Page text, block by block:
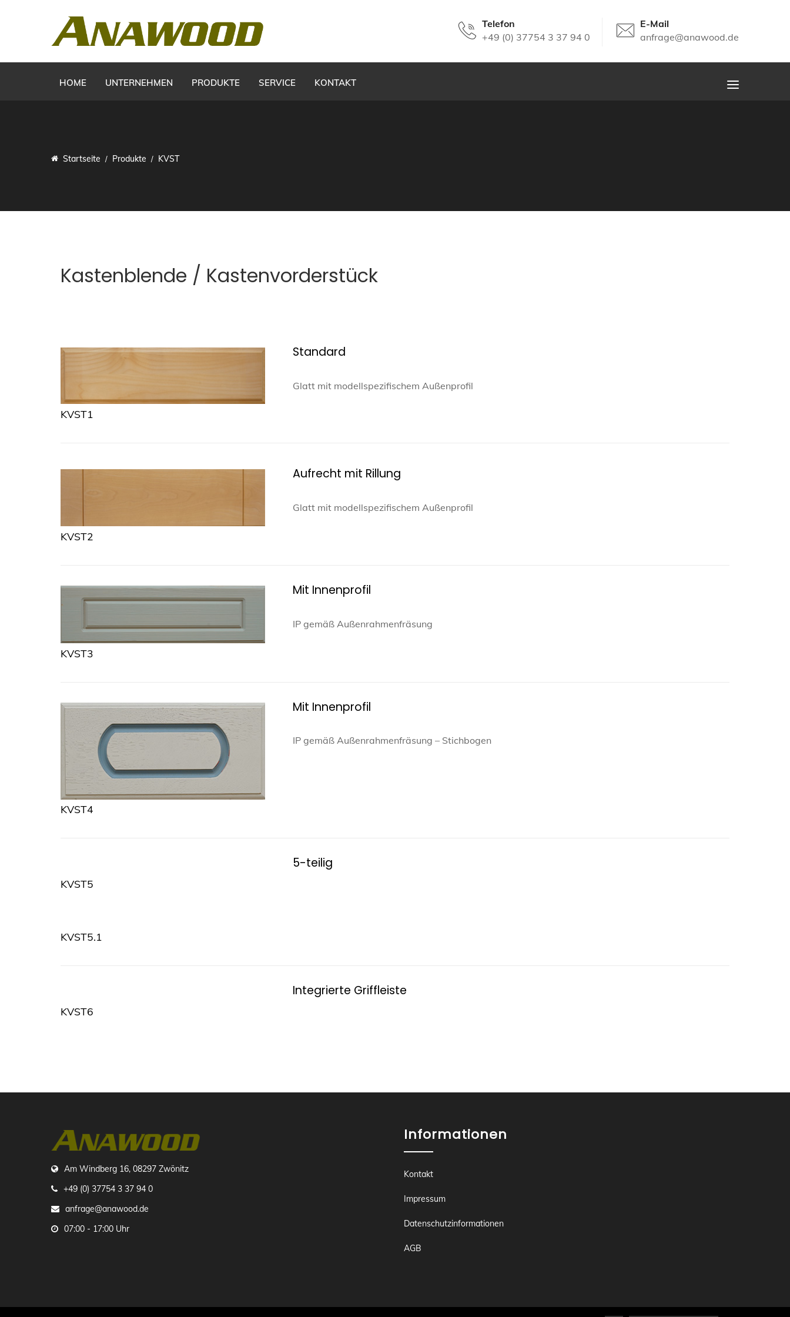
Telefon
+49 (0) 37754 3 37 94 0
E-Mail
anfrage@anawood.de
HOME UNTERNEHMEN PRODUKTE SERVICE KONTAKT
Startseite Produkte KVST
Kastenblende / Kastenvorderstück
KVST1
Standard
Glatt mit modellspezifischem Außenprofil
KVST2
Aufrecht mit Rillung
Glatt mit modellspezifischem Außenprofil
KVST3
Mit Innenprofil
IP gemäß Außenrahmenfräsung
KVST4
Mit Innenprofil
IP gemäß Außenrahmenfräsung – Stichbogen
KVST5
KVST5.1
5-teilig
KVST6
Integrierte Griffleiste
Am Windberg 16, 08297 Zwönitz
+49 (0) 37754 3 37 94 0
anfrage@anawood.de
07:00 - 17:00 Uhr
Informationen
Kontakt
Impressum
Datenschutzinformationen
AGB